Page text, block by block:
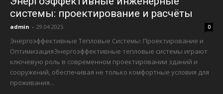
системы: проектирование и расчёты
admin - 29.04.2025 0
Энергоэффективные Тепловые Системы: Проектирование и
ОптимизацияЭнергоэффективные тепловые системы играют
ключевую роль в современном проектировании зданий и
сооружений, обеспечивая не только комфортные условия для
проживания...